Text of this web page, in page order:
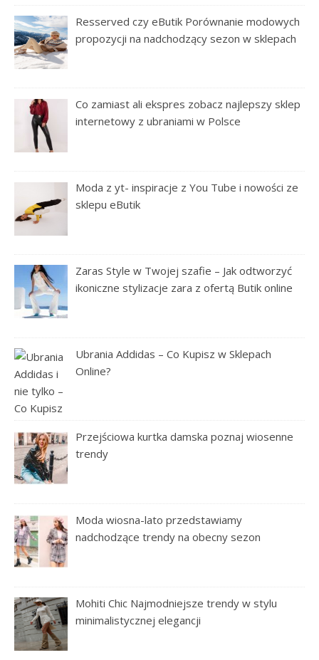
Resserved czy eButik Porównanie modowych
propozycji na nadchodzący sezon w sklepach
Co zamiast ali ekspres zobacz najlepszy sklep
internetowy z ubraniami w Polsce
Moda z yt- inspiracje z You Tube i nowości ze
sklepu eButik
Zaras Style w Twojej szafie – Jak odtworzyć
ikoniczne stylizacje zara z ofertą Butik online
Ubrania Addidas – Co Kupisz w Sklepach
Online?
Przejściowa kurtka damska poznaj wiosenne
trendy
Moda wiosna-lato przedstawiamy
nadchodzące trendy na obecny sezon
Mohiti Chic Najmodniejsze trendy w stylu
minimalistycznej elegancji